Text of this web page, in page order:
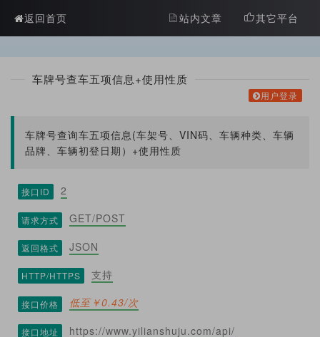
返回首页 站内文章 其它平台
车牌号查车五项信息+使用性质
用户登录
车牌号查询车五项信息(车架号、VIN码、车辆种类、车辆
品牌、车辆初登日期）+使用性质
接口ID 2
请求方式 GET/POST
返回格式 JSON
HTTP/HTTPS 支持
接口价格 低至￥0.43/次
接口地址 https://www.yilianshuju.com/api/